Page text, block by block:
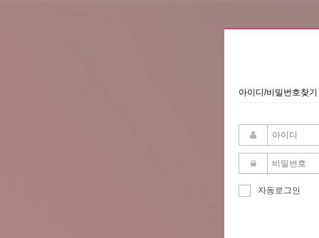
아이디/비밀번호찾기
자동로그인